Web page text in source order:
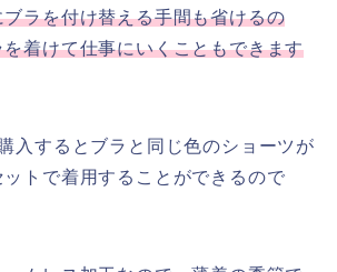
ラを付け替える手間も省けるの
着けて仕事にいくこともできます
入するとブラと同じ色のショーツが
トで着用することができるので